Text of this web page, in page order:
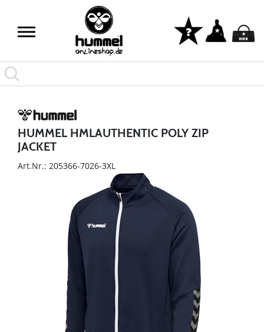
HUMMEL HMLAUTHENTIC POLY ZIP
JACKET
Art.Nr.: 205366-7026-3XL